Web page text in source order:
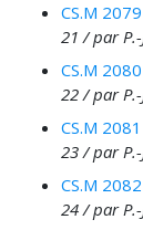
CS.M 2079
21 / par
CS.M 2080
22 / par
CS.M 2081
23 / par
CS.M 2082
24 / par